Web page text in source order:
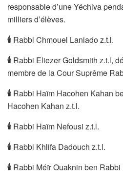
responsable d’une Yéchiva
milliers d’élèves.
🕯 Rabbi Chmouel Laniado z.t.l.
🕯 Rabbi Eliezer Goldsmith z.t.l,
membre de la Cour Suprême
🕯 Rabbi Haïm Hacohen Kahan
Hacohen Kahan z.t.l.
🕯 Rabbi Haïm Nefousi z.t.l.
🕯 Rabbi Khlifa Dadouch z.t.l.
🕯 Rabbi Méïr Ouaknin ben Rabbi